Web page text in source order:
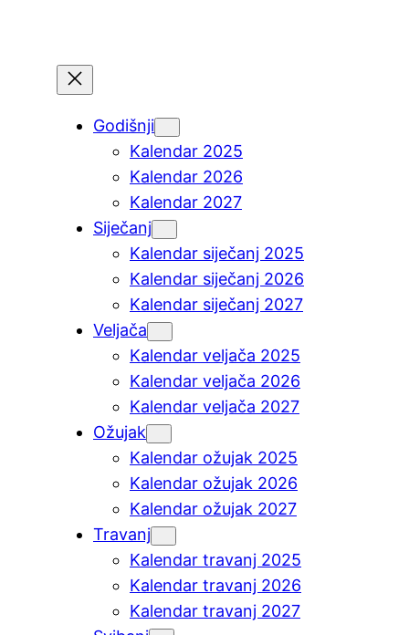
Godišnji
Kalendar 2025
Kalendar 2026
Kalendar 2027
Siječanj
Kalendar siječanj 2025
Kalendar siječanj 2026
Kalendar siječanj 2027
Veljača
Kalendar veljača 2025
Kalendar veljača 2026
Kalendar veljača 2027
Ožujak
Kalendar ožujak 2025
Kalendar ožujak 2026
Kalendar ožujak 2027
Travanj
Kalendar travanj 2025
Kalendar travanj 2026
Kalendar travanj 2027